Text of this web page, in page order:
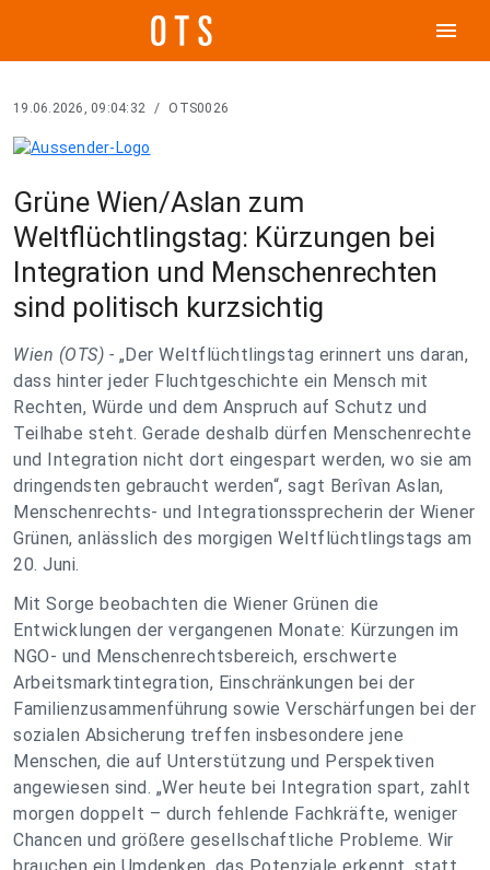
menu
19.06.2026, 09:04:32 / OTS0026
Grüne Wien/Aslan zum
Weltflüchtlingstag: Kürzungen bei
Integration und Menschenrechten
sind politisch kurzsichtig
Wien (OTS) - „Der Weltflüchtlingstag erinnert uns daran,
dass hinter jeder Fluchtgeschichte ein Mensch mit
Rechten, Würde und dem Anspruch auf Schutz und
Teilhabe steht. Gerade deshalb dürfen Menschenrechte
und Integration nicht dort eingespart werden, wo sie am
dringendsten gebraucht werden“, sagt Berîvan Aslan,
Menschenrechts- und Integrationssprecherin der Wiener
Grünen, anlässlich des morgigen Weltflüchtlingstags am
20. Juni.
Mit Sorge beobachten die Wiener Grünen die
Entwicklungen der vergangenen Monate: Kürzungen im
NGO- und Menschenrechtsbereich, erschwerte
Arbeitsmarktintegration, Einschränkungen bei der
Familienzusammenführung sowie Verschärfungen bei der
sozialen Absicherung treffen insbesondere jene
Menschen, die auf Unterstützung und Perspektiven
angewiesen sind. „Wer heute bei Integration spart, zahlt
morgen doppelt – durch fehlende Fachkräfte, weniger
Chancen und größere gesellschaftliche Probleme. Wir